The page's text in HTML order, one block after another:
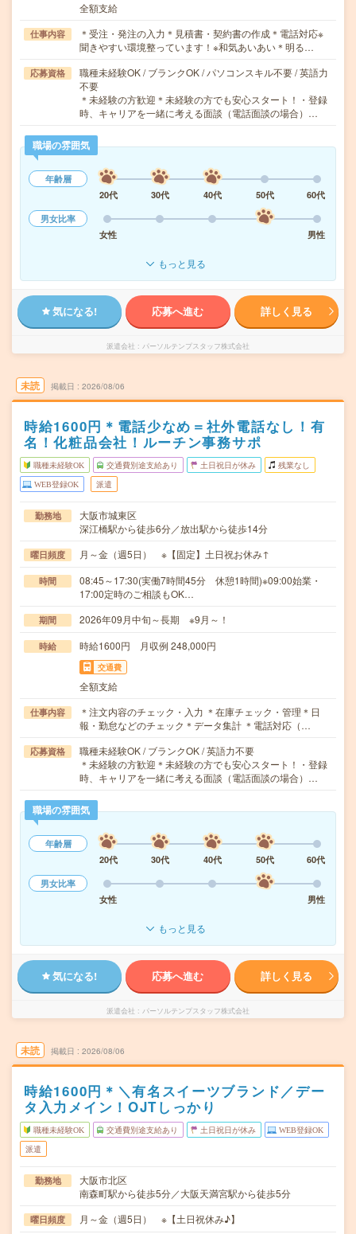
全額支給
仕事内容
＊受注・発注の入力＊見積書・契約書の作成＊電話対応※
聞きやすい環境整っています！※和気あいあい＊明る…
応募資格
職種未経験OK / ブランクOK / パソコンスキル不要 / 英語力
不要
＊未経験の方歓迎＊未経験の方でも安心スタート！・登録
時、キャリアを一緒に考える面談（電話面談の場合）…
職場の雰囲気
年齢層
20代
30代 40代 50代
60代
男女比率
女性
男性
もっと見る
気になる! 応募へ進む 詳しく見る
派遣会社 パーソルテンプスタッフ株式会社
未読 掲載日 2026/08/06
時給1600円＊電話少なめ＝社外電話なし！有
名！化粧品会社！ルーチン事務サポ
職種未経験OK 交通費別途支給あり 土日祝日が休み 残業なし
WEB登録OK 派遣
勤務地
大阪市城東区
深江橋駅から徒歩6分／放出駅から徒歩14分
曜日頻度 月～金（週5日） ※【固定】土日祝お休み↑
時間
08:45～17:30(実働7時間45分 休憩1時間)※09:00始業・
17:00定時のご相談もOK…
期間 2026年09月中旬～長期 ※9月～！
時給 時給1600円 月収例 248,000円
交通費
全額支給
仕事内容
＊注文内容のチェック・入力 ＊在庫チェック・管理＊日
報・勤怠などのチェック＊データ集計 ＊電話対応（…
応募資格
職種未経験OK / ブランクOK / 英語力不要
＊未経験の方歓迎＊未経験の方でも安心スタート！・登録
時、キャリアを一緒に考える面談（電話面談の場合）…
職場の雰囲気
年齢層
20代
30代 40代 50代
60代
男女比率
女性
男性
もっと見る
気になる! 応募へ進む 詳しく見る
派遣会社 パーソルテンプスタッフ株式会社
未読 掲載日 2026/08/06
時給1600円＊＼有名スイーツブランド／デー
タ入力メイン！OJTしっかり
職種未経験OK 交通費別途支給あり 土日祝日が休み WEB登録OK
派遣
勤務地
大阪市北区
南森町駅から徒歩5分／大阪天満宮駅から徒歩5分
曜日頻度 月～金（週5日） ※【土日祝休み♪】